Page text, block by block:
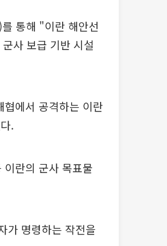
통해 "이란 해안선
사 보급 기반 시설
에서 공격하는 이란
.
란의 군사 목표물
가 명령하는 작전을